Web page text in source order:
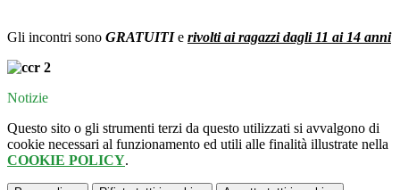
Gli incontri sono GRATUITI e rivolti ai ragazzi dagli 11 ai 14 anni
Notizie
Questo sito o gli strumenti terzi da questo utilizzati si avvalgono di
cookie necessari al funzionamento ed utili alle finalità illustrate nella
COOKIE POLICY.